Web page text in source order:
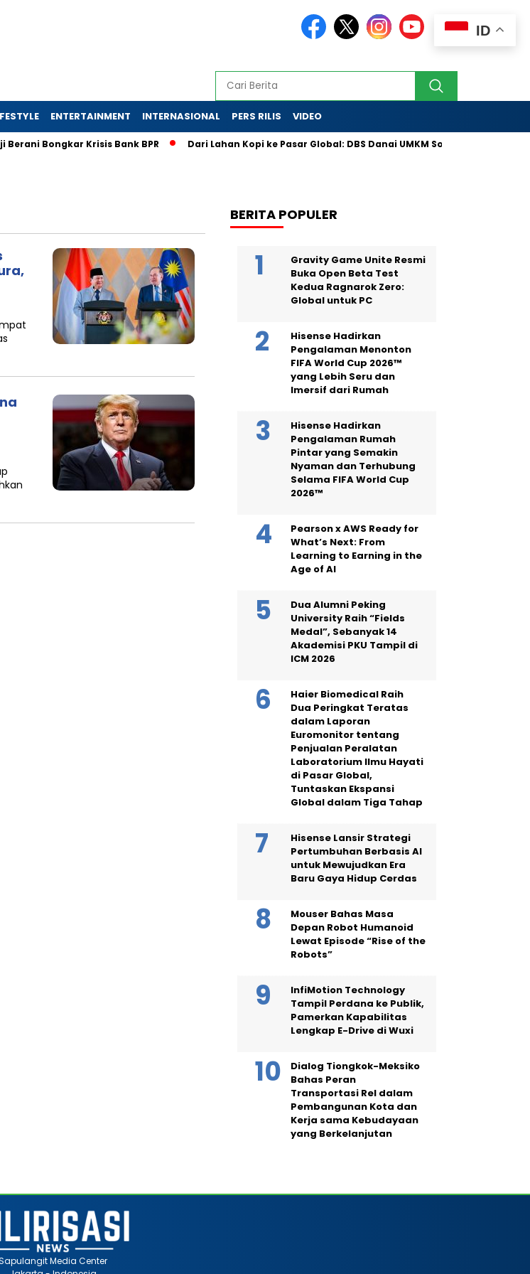
ENTERTAINMENT INTERNASIONAL PERS RILIS VIDEO
Bongkar Krisis Bank BPR Dari Lahan Kopi ke Pasar Global: DBS Danai UMKM Sosial Lewat Skema
BERITA POPULER
Gravity Game Unite Resmi
Buka Open Beta Test
Kedua Ragnarok Zero:
Global untuk PC
Hisense Hadirkan
Pengalaman Menonton
FIFA World Cup 2026™
yang Lebih Seru dan
Imersif dari Rumah
Hisense Hadirkan
Pengalaman Rumah
Pintar yang Semakin
Nyaman dan Terhubung
Selama FIFA World Cup
2026™
Pearson x AWS Ready for
What’s Next: From
Learning to Earning in the
Age of AI
Dua Alumni Peking
University Raih “Fields
Medal”, Sebanyak 14
Akademisi PKU Tampil di
ICM 2026
Haier Biomedical Raih
Dua Peringkat Teratas
dalam Laporan
Euromonitor tentang
Penjualan Peralatan
Laboratorium Ilmu Hayati
di Pasar Global,
Tuntaskan Ekspansi
Global dalam Tiga Tahap
Hisense Lansir Strategi
Pertumbuhan Berbasis AI
untuk Mewujudkan Era
Baru Gaya Hidup Cerdas
Mouser Bahas Masa
Depan Robot Humanoid
Lewat Episode “Rise of the
Robots”
InfiMotion Technology
Tampil Perdana ke Publik,
Pamerkan Kapabilitas
Lengkap E-Drive di Wuxi
Dialog Tiongkok-Meksiko
Bahas Peran
Transportasi Rel dalam
Pembangunan Kota dan
Kerja sama Kebudayaan
yang Berkelanjutan
ID
Media Center